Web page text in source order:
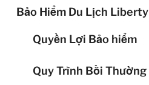
Bảo Hiểm Du Lịch Liberty
Quyền Lợi Bảo hiểm
Quy Trình Bồi Thường